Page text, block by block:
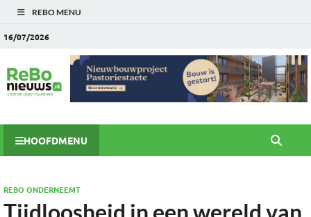
REBO MENU
16/07/2026
HOOFDMENU
REBO ONDERNEEMT